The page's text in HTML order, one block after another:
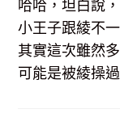
哈哈，坦白說
小王子跟綾不
其實這次雖然
可能是被綾操